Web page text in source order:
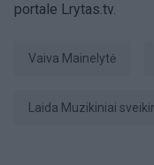
portale Lrytas.tv.
Vaiva Mainelytė
Laida Muzikiniai